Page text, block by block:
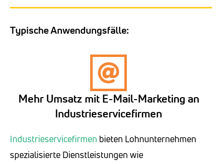
Typische Anwendungsfälle:
Mehr Umsatz mit E-Mail-Marketing an
Industrieservicefirmen
Industrieservicefirmen bieten Lohnunternehmen
spezialisierte Dienstleistungen wie